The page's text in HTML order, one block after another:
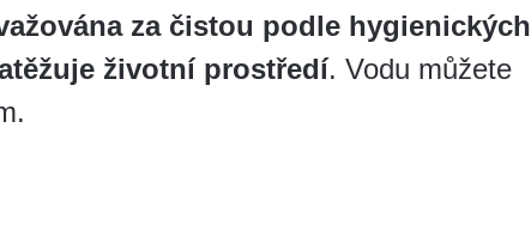
za čistou podle hygienických
životní prostředí. Vodu můžete